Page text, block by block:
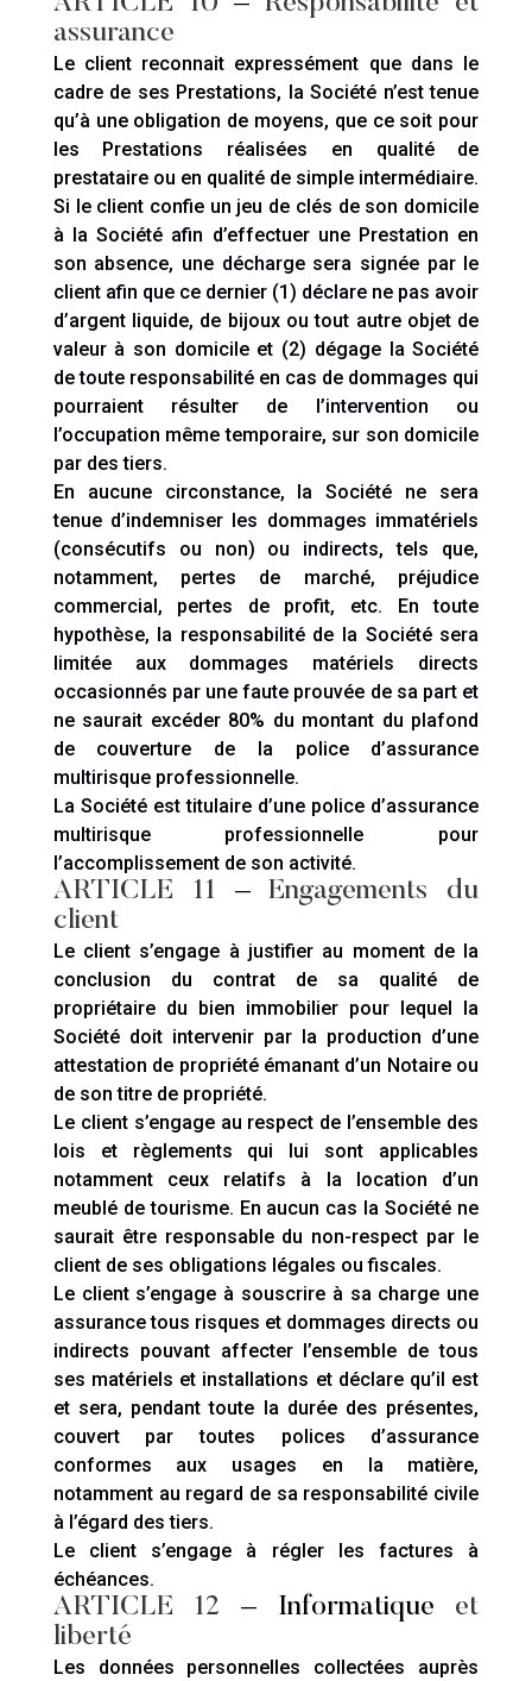
assurance
Le client reconnait expressément que dans le
cadre de ses Prestations, la Société n’est tenue
qu’à une obligation de moyens, que ce soit pour
les Prestations réalisées en qualité de
prestataire ou en qualité de simple intermédiaire.
Si le client confie un jeu de clés de son domicile
à la Société afin d’effectuer une Prestation en
son absence, une décharge sera signée par le
client afin que ce dernier (1) déclare ne pas avoir
d’argent liquide, de bijoux ou tout autre objet de
valeur à son domicile et (2) dégage la Société
de toute responsabilité en cas de dommages qui
pourraient résulter de l’intervention ou
l’occupation même temporaire, sur son domicile
par des tiers.
En aucune circonstance, la Société ne sera
tenue d’indemniser les dommages immatériels
(consécutifs ou non) ou indirects, tels que,
notamment, pertes de marché, préjudice
commercial, pertes de profit, etc. En toute
hypothèse, la responsabilité de la Société sera
limitée aux dommages matériels directs
occasionnés par une faute prouvée de sa part et
ne saurait excéder 80% du montant du plafond
de couverture de la police d’assurance
multirisque professionnelle.
La Société est titulaire d’une police d’assurance
multirisque professionnelle pour
l’accomplissement de son activité.
ARTICLE 11 – Engagements du
client
Le client s’engage à justifier au moment de la
conclusion du contrat de sa qualité de
propriétaire du bien immobilier pour lequel la
Société doit intervenir par la production d’une
attestation de propriété émanant d’un Notaire ou
de son titre de propriété.
Le client s’engage au respect de l’ensemble des
lois et règlements qui lui sont applicables
notamment ceux relatifs à la location d’un
meublé de tourisme. En aucun cas la Société ne
saurait être responsable du non-respect par le
client de ses obligations légales ou fiscales.
Le client s’engage à souscrire à sa charge une
assurance tous risques et dommages directs ou
indirects pouvant affecter l’ensemble de tous
ses matériels et installations et déclare qu’il est
et sera, pendant toute la durée des présentes,
couvert par toutes polices d’assurance
conformes aux usages en la matière,
notamment au regard de sa responsabilité civile
à l’égard des tiers.
Le client s’engage à régler les factures à
échéances.
ARTICLE 12 – Informatique et
liberté
Les données personnelles collectées auprès